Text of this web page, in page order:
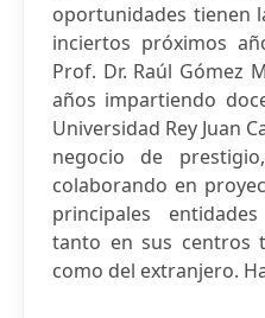
oportunidades tienen
inciertos próximos
Prof. Dr. Raúl Gómez
años impartiendo
Universidad Rey Juan
negocio de
colaborando en
principales
tanto en sus centros
como del extranjero.